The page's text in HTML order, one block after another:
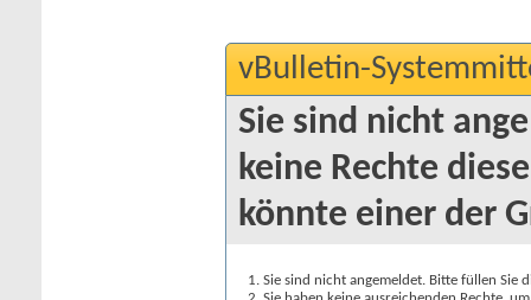
vBulletin-
Sie sind nicht
keine Rechte
könnte einer der
Sie sind nicht angemeldet. Bitte füllen Sie